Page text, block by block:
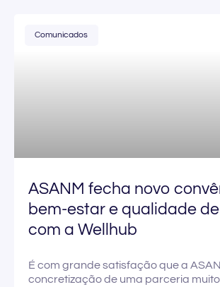
Comunicados
ASANM fecha novo
bem-estar e qualidade
com a Wellhub
É com grande satisfação que a
concretização de uma parceria